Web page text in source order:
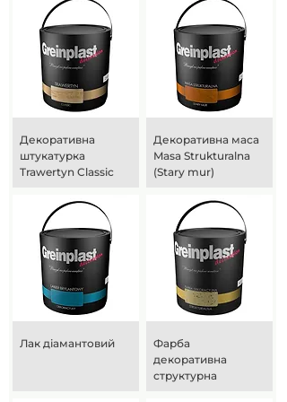
Декоративна
штукатурка
Trawertyn Classic
Декоративна маса
Masa Strukturalna
(Stary mur)
Лак діамантовий
Фарба
декоративна
структурна